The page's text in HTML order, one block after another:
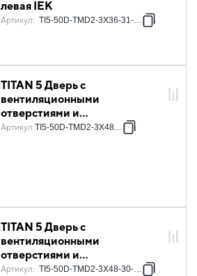
левая IEK
Артикул: TI5-50D-TMD2-3X36-31-7035
TITAN 5 Дверь с
вентиляционными
отверстиями и
радиопрозрачной вставкой
Артикул:TI5-50D-TMD2-3X48-30
TITAN 5 Дверь с
вентиляционными
отверстиями и
радиопрозрачной вставкой
Артикул: TI5-50D-TMD2-3X48-30-7035